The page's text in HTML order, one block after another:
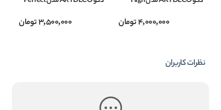
4,000,000تومان 3,500,000تومان
نظرات کاربران